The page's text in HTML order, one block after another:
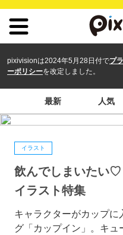
pixivisionは2024年5月28日付でプ
ーポリシーを改定しました。
最新 人気
イラスト
飲んでしまいたい♡
イラスト特集
キャラクターがカップに
グ「カップイン」。キュ